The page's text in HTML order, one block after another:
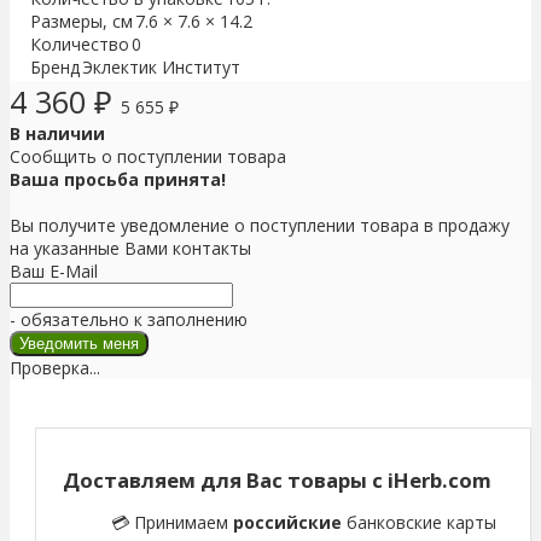
Размеры, см 7.6 × 7.6 × 14.2
Количество0
БрендЭклектик Институт
4 360 ₽ 5 655 ₽
В наличии
Сообщить о поступлении товара
Ваша просьба принята!
Вы получите уведомление о поступлении товара в продажу
на указанные Вами контакты
Ваш E-Mail
- обязательно к заполнению
Проверка...
Доставляем для Вас товары с iHerb.com
💳 Принимаем российские банковские карты